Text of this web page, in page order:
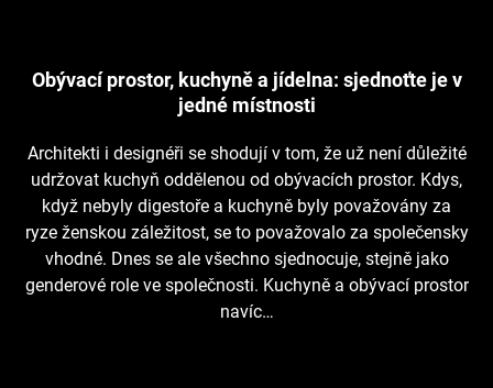
Obývací prostor, kuchyně a jídelna: sjednoťte je v
jedné místnosti
Architekti i designéři se shodují v tom, že už není důležité
udržovat kuchyň oddělenou od obývacích prostor. Kdys,
když nebyly digestoře a kuchyně byly považovány za
ryze ženskou záležitost, se to považovalo za společensky
vhodné. Dnes se ale všechno sjednocuje, stejně jako
genderové role ve společnosti. Kuchyně a obývací prostor
navíc…